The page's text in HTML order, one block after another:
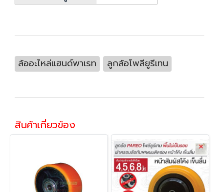
ล้ออะไหล่แฮนด์พาเรท ลูกล้อโพลียูรีเทน
สินค้าเกี่ยวข้อง